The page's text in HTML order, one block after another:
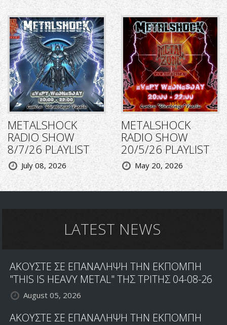
METALSHOCK
RADIO SHOW
8/7/26 PLAYLIST
July 08, 2026
METALSHOCK
RADIO SHOW
20/5/26 PLAYLIST
May 20, 2026
LATEST NEWS
ΑΚΟΥΣΤΕ ΣΕ ΕΠΑΝΑΛΗΨΗ ΤΗΝ ΕΚΠΟΜΠΗ
"THIS IS HEAVY METAL" ΤΗΣ ΤΡΙΤΗΣ 04-08-26
August 05, 2026
ΑΚΟΥΣΤΕ ΣΕ ΕΠΑΝΑΛΗΨΗ ΤΗΝ ΕΚΠΟΜΠΗ